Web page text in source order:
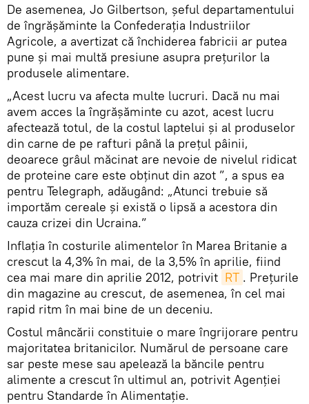
De asemenea, Jo Gilbertson, șeful departamentului
de îngrășăminte la Confederația Industriilor
Agricole, a avertizat că închiderea fabricii ar putea
pune şi mai multă presiune asupra prețurilor la
produsele alimentare.
„Acest lucru va afecta multe lucruri. Dacă nu mai
avem acces la îngrășăminte cu azot, acest lucru
afectează totul, de la costul laptelui și al produselor
din carne de pe rafturi până la prețul pâinii,
deoarece grâul măcinat are nevoie de nivelul ridicat
de proteine care este obţinut din azot ”, a spus ea
pentru Telegraph, adăugând: „Atunci trebuie să
importăm cereale și există o lipsă a acestora din
cauza crizei din Ucraina.”
Inflația în costurile alimentelor în Marea Britanie a
crescut la 4,3% în mai, de la 3,5% în aprilie, fiind
cea mai mare din aprilie 2012, potrivit RT . Prețurile
din magazine au crescut, de asemenea, în cel mai
rapid ritm în mai bine de un deceniu.
Costul mâncării constituie o mare îngrijorare pentru
majoritatea britanicilor. Numărul de persoane care
sar peste mese sau apelează la băncile pentru
alimente a crescut în ultimul an, potrivit Agenției
pentru Standarde în Alimentație.